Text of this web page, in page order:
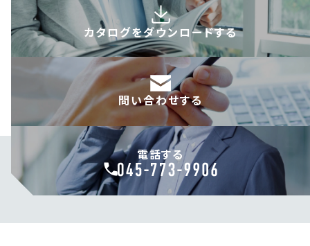
カタログをダウンロードする
問い合わせする
電話する